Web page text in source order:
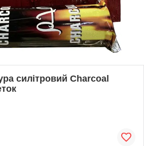
силітровий Charcoal